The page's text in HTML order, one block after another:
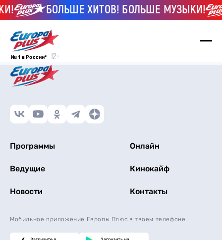
БОЛЬШЕ ХИТОВ! БОЛЬШЕ МУЗЫКИ!
№ 1 в России*
Программы Онлайн
Ведущие Кинокайф
Новости Контакты
Мобильное приложение Европы Плюс в твоем телефоне.